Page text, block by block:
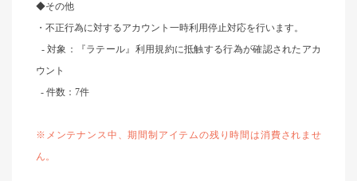
◆その他
・不正行為に対するアカウント一時利用停止対応を行います。
- 対象：『ラテール』利用規約に抵触する行為が確認されたアカ
ウント
- 件数：7件
※ メンテナンス中、期間制アイテムの残り時間は消費されませ
ん。